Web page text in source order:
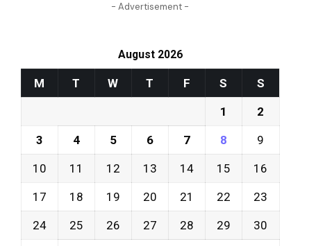
- Advertisement -
August 2026
M T W T F S S
1 2
3 4 5 6 7 8 9
10 11 12 13 14 15 16
17 18 19 20 21 22 23
24 25 26 27 28 29 30